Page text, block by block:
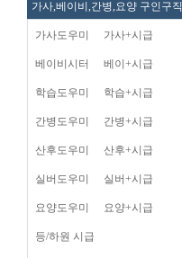
가사,베이비,간병,요양 구인구직
가사도우미 가사+시급
베이비시터 베이+시급
학습도우미 학습+시급
간병도우미 간병+시급
산후도우미 산후+시급
실버도우미 실버+시급
요양도우미 요양+시급
등/하원 시급